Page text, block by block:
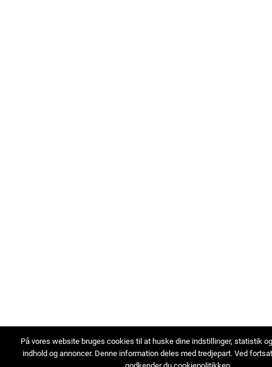
På vores website bruges cookies til at huske dine indstillinger, statistik
indhold og annoncer. Denne information deles med tredjepart. Ved